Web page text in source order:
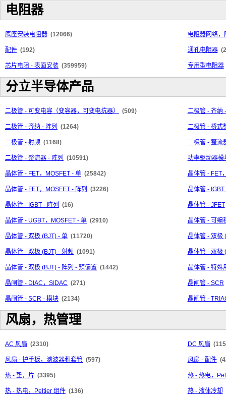
电阻器
底座安装电阻器 (12066) 电阻器网络，
配件 (192) 通孔电阻器
芯片电阻 - 表面安装 (359959) 专用型电阻器
分立半导体产品
二极管 - 可变电容（变容器，可变电抗器） (509) 二极管 - 齐纳
二极管 - 齐纳 - 阵列 (1264) 二极管 - 桥式
二极管 - 射频 (1168) 二极管 - 整流
二极管 - 整流器 - 阵列 (10591) 功率驱动器模
晶体管 - FET，MOSFET - 单 (25842) 晶体管 - FET
晶体管 - FET，MOSFET - 阵列 (3226) 晶体管 - IGBT
晶体管 - IGBT - 阵列 (16) 晶体管 - JFET
晶体管 - UGBT，MOSFET - 单 (2910) 晶体管 - 可编
晶体管 - 双极 (BJT) - 单 (11720) 晶体管 - 双极
晶体管 - 双极 (BJT) - 射频 (1091) 晶体管 - 双极
晶体管 - 双极 (BJT) - 阵列 - 预偏置 (1442) 晶体管 - 特殊
晶闸管 - DIAC，SIDAC (271) 晶闸管 - SCR
晶闸管 - SCR - 模块 (2134) 晶闸管 -
风扇，热管理
AC 风扇 (2310) DC 风扇
风扇 - 护手板，滤波器和套管 (597) 风扇 - 配件
热 - 垫，片 (3395) 热 - 热电，
热 - 热电，Peltier 组件 (136) 热 - 液体冷却